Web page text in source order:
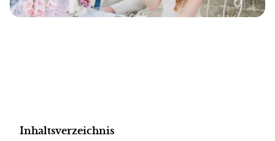
Inhaltsverzeichnis